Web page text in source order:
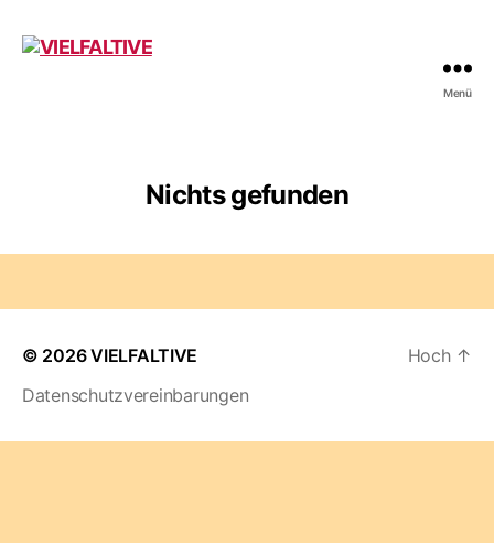
Menü
Nichts gefunden
© 2026VIELFALTIVE
Datenschutzvereinbarungen
Hoch ↑